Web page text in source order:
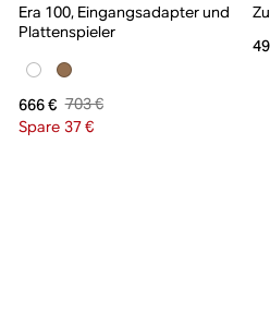
Era 100, Eingangsadapter und
Plattenspieler
666 € 703 €
Spare 37 €